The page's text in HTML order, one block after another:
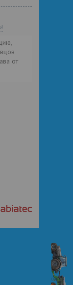
от